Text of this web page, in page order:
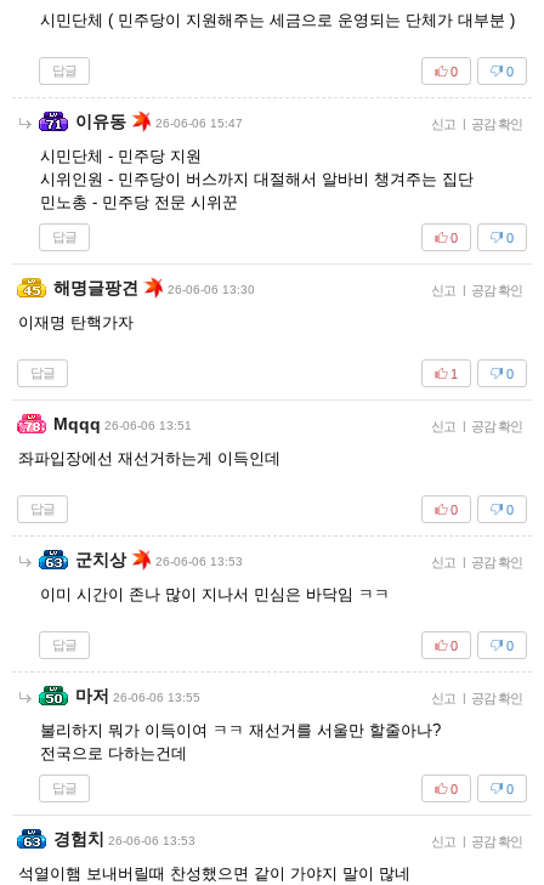
시민단체 ( 민주당이 지원해주는 세금으로 운영되는 단체가 대부분 )
답글 0
0
이유동 26-06-06 15:47 신고 | 공감 확인
시민단체 - 민주당 지원
시위인원 - 민주당이 버스까지 대절해서 알바비 챙겨주는 집단
민노총 - 민주당 전문 시위꾼
답글 0
0
해명글팡견 26-06-06 13:30 신고 | 공감 확인
이재명 탄핵가자
답글 0
1
Mqqq 26-06-06 13:51 신고 | 공감 확인
좌파입장에선 재선거하는게 이득인데
답글 0
0
군치상 26-06-06 13:53 신고 | 공감 확인
이미 시간이 존나 많이 지나서 민심은 바닥임 ㅋㅋ
답글 0
0
마저 26-06-06 13:55 신고 | 공감 확인
불리하지 뭐가 이득이여 ㅋㅋ 재선거를 서울만 할줄아나?
전국으로 다하는건데
답글 0
0
경험치 26-06-06 13:53 신고 | 공감 확인
석열이햄 보내버릴때 찬성했으면 같이 가야지 말이 많네